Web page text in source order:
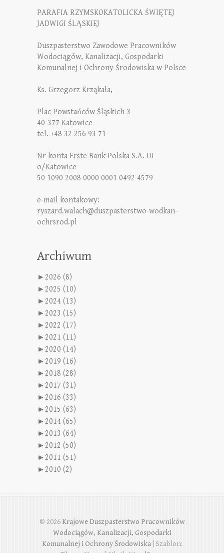
PARAFIA RZYMSKOKATOLICKA ŚWIĘTEJ
JADWIGI ŚLĄSKIEJ
Duszpasterstwo Zawodowe Pracowników
Wodociągów, Kanalizacji, Gospodarki
Komunalnej i Ochrony Środowiska w Polsce
Ks. Grzegorz Krząkała,
Plac Powstańców Śląskich 3
40-377 Katowice
tel. +48 32 256 93 71
Nr konta Erste Bank Polska S.A. III
o/Katowice
50 1090 2008 0000 0001 0492 4579
e-mail kontakowy:
ryszard.walach@duszpasterstwo-wodkan-
ochrsrod.pl
Archiwum
►2026 (8)
►2025 (10)
►2024 (13)
►2023 (15)
►2022 (17)
►2021 (11)
►2020 (14)
►2019 (16)
►2018 (28)
►2017 (31)
►2016 (33)
►2015 (63)
►2014 (65)
►2013 (64)
►2012 (50)
►2011 (51)
►2010 (2)
© 2026 Krajowe Duszpasterstwo Pracowników
Wodociągów, Kanalizacji, Gospodarki
Komunalnej i Ochrony Środowiska| Szablon: